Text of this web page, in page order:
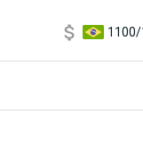
1100/